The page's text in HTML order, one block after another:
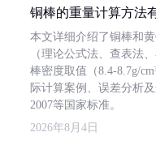
铜棒的重量计算方法
本文详细介绍了铜棒和
（理论公式法、查表法
棒密度取值（8.4-8.7g/
际计算案例、误差分析
2007等国家标准。
2026年8月4日